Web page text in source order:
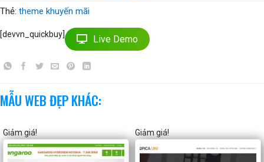
Thẻ: theme khuyến mãi
[devvn_quickbuy] Live Demo
MẪU WEB ĐẸP KHÁC:
Giảm giá! Giảm giá!